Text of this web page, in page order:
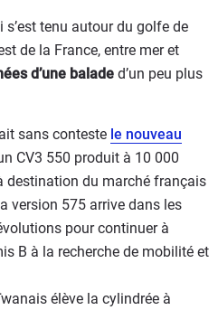
tenu autour du golfe de
de la France, entre mer et
d’une balade d’un peu plus
sans conteste le nouveau
CV3 550 produit à 10 000
destination du marché français
version 575 arrive dans les
pour continuer à
B à la recherche de mobilité et
élève la cylindrée à